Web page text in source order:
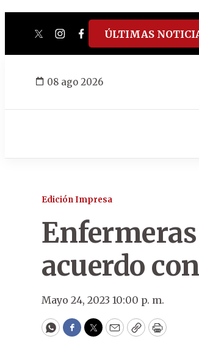
twitterinstagram
facebook
tiktokyoutube
spotify
ÚLTIMAS
08 ago 2026
Edición Impresa
acuerdo
Mayo 24, 2023 10:00 p. m.
WhatsApp
Facebook
Twitter
EmailCopyPrint